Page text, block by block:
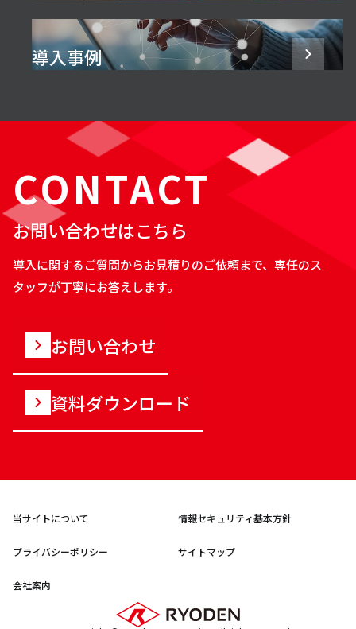
導入事例
CONTACT
お問い合わせはこちら
導入に関するご質問からお見積りのご依頼まで、専任のス
タッフが丁寧にお答えします。
お問い合わせ
資料ダウンロード
当サイトについて 情報セキュリティ基本方針
プライバシーポリシー サイトマップ
会社案内